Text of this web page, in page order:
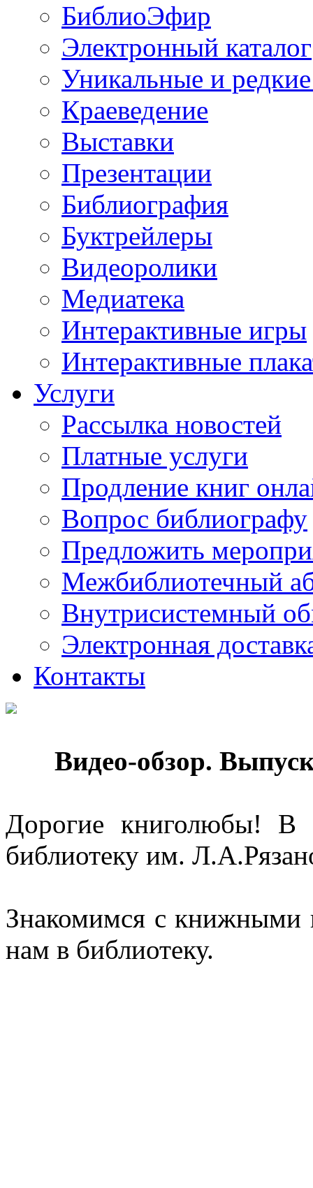
БиблиоЭфир
Электронный каталог
Уникальные и
Краеведение
Выставки
Презентации
Библиография
Буктрейлеры
Видеоролики
Медиатека
Интерактивные игры
Интерактивные
Услуги
Рассылка новостей
Платные услуги
Продление книг
Вопрос библиографу
Предложить
Межбиблиотечный
Внутрисистемный
Электронная
Контакты
Видео-обзор.
Дорогие книголюбы! В
библиотеку им.
Знакомимся с книжными
нам в библиотеку.